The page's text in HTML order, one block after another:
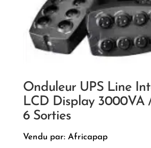
Onduleur UPS Line
LCD Display 3000VA
6 Sorties
Vendu par: Africapap